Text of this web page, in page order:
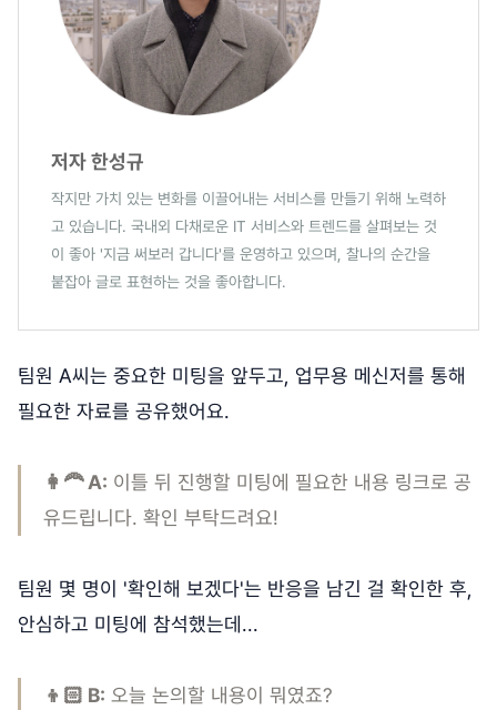
저자 한성규
작지만 가치 있는 변화를 이끌어내는 서비스를 만들기 위해 노력하
고 있습니다. 국내외 다채로운 IT 서비스와 트렌드를 살펴보는 것
이 좋아 '지금 써보러 갑니다'를 운영하고 있으며, 찰나의 순간을
붙잡아 글로 표현하는 것을 좋아합니다.
팀원 A씨는 중요한 미팅을 앞두고, 업무용 메신저를 통해
필요한 자료를 공유했어요.
👩‍🦰 A: 이틀 뒤 진행할 미팅에 필요한 내용 링크로 공
유드립니다. 확인 부탁드려요!
팀원 몇 명이 '확인해 보겠다'는 반응을 남긴 걸 확인한 후,
안심하고 미팅에 참석했는데...
👦🏻 B: 오늘 논의할 내용이 뭐였죠?